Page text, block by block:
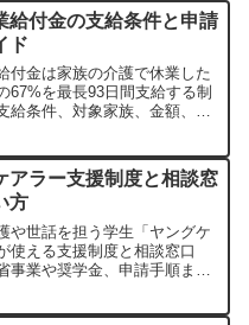
ず“5年間の限定支給”に。さら
制度」や「年金の分割制度」
救済策も導入されます。こ
給付金の支給条件と申請
ド
付金は家族の介護で休業した
67%を最長93日間支給する制
給条件、対象家族、金額、申
アラー支援制度と相談窓
方
や世話を担う学生「ヤングケ
使える支援制度と相談窓口
事業や奨学金、申請手順まで